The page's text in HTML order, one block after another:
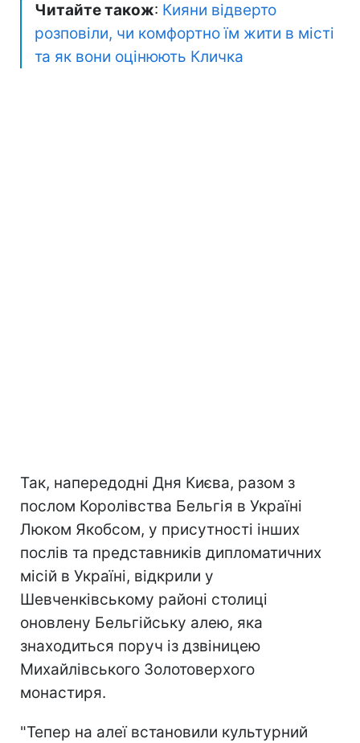
Читайте також: Кияни відверто
розповіли, чи комфортно їм жити в місті
та як вони оцінюють Кличка
Так, напередодні Дня Києва, разом з
послом Королівства Бельгія в Україні
Люком Якобсом, у присутності інших
послів та представників дипломатичних
місій в Україні, відкрили у
Шевченківському районі столиці
оновлену Бельгійську алею, яка
знаходиться поруч із дзвіницею
Михайлівського Золотоверхого
монастиря.
"Тепер на алеї встановили культурний